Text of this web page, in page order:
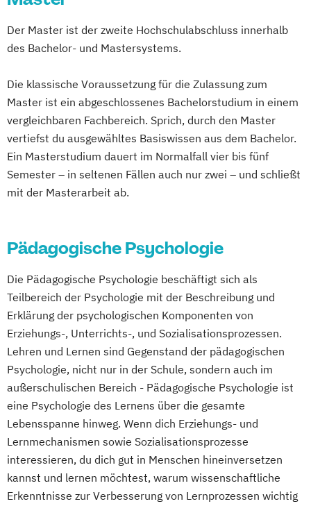
Der Master ist der zweite Hochschulabschluss innerhalb
des Bachelor- und Mastersystems.
Die klassische Voraussetzung für die Zulassung zum
Master ist ein abgeschlossenes Bachelorstudium in einem
vergleichbaren Fachbereich. Sprich, durch den Master
vertiefst du ausgewähltes Basiswissen aus dem Bachelor.
Ein Masterstudium dauert im Normalfall vier bis fünf
Semester – in seltenen Fällen auch nur zwei – und schließt
mit der Masterarbeit ab.
Pädagogische Psychologie
Die Pädagogische Psychologie beschäftigt sich als
Teilbereich der Psychologie mit der Beschreibung und
Erklärung der psychologischen Komponenten von
Erziehungs-, Unterrichts-, und Sozialisationsprozessen.
Lehren und Lernen sind Gegenstand der pädagogischen
Psychologie, nicht nur in der Schule, sondern auch im
außerschulischen Bereich - Pädagogische Psychologie ist
eine Psychologie des Lernens über die gesamte
Lebensspanne hinweg. Wenn dich Erziehungs- und
Lernmechanismen sowie Sozialisationsprozesse
interessieren, du dich gut in Menschen hineinversetzen
kannst und lernen möchtest, warum wissenschaftliche
Erkenntnisse zur Verbesserung von Lernprozessen wichtig